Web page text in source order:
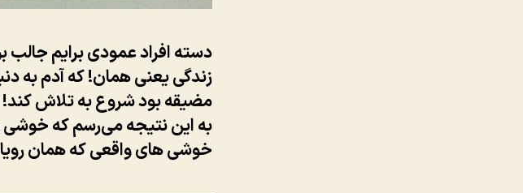
دسته افراد عمودی برایم
زندگی یعنی همان! که آدم به
مضیقه بود شروع به تلاش کند!
به این نتیجه می‌رسم که خوشی
خوشی های واقعی که همان